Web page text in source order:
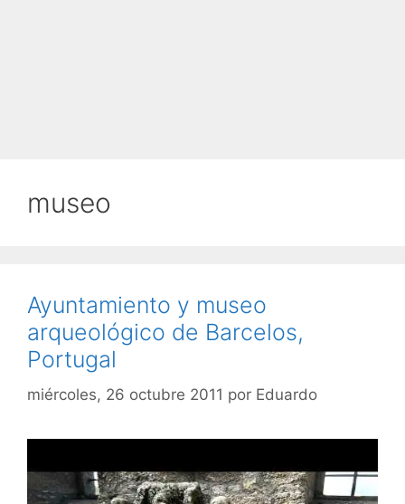
museo
Ayuntamiento y museo
arqueológico de Barcelos,
Portugal
miércoles, 26 octubre 2011 por Eduardo